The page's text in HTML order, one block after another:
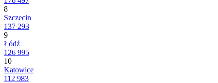
8
Szczecin
137 293
9
Łódź
126 995
10
Katowice
112 983